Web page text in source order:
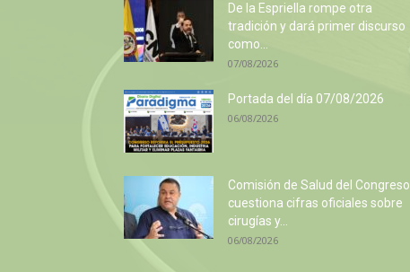
De la Espriella rompe otra
tradición y dará primer discurso
como...
07/08/2026
Portada del día 07/08/2026
06/08/2026
Comisión de Salud del Congreso
cuestiona cifras oficiales sobre
cirugías y...
06/08/2026